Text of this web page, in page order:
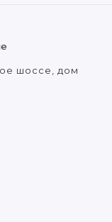
шоссе, дом